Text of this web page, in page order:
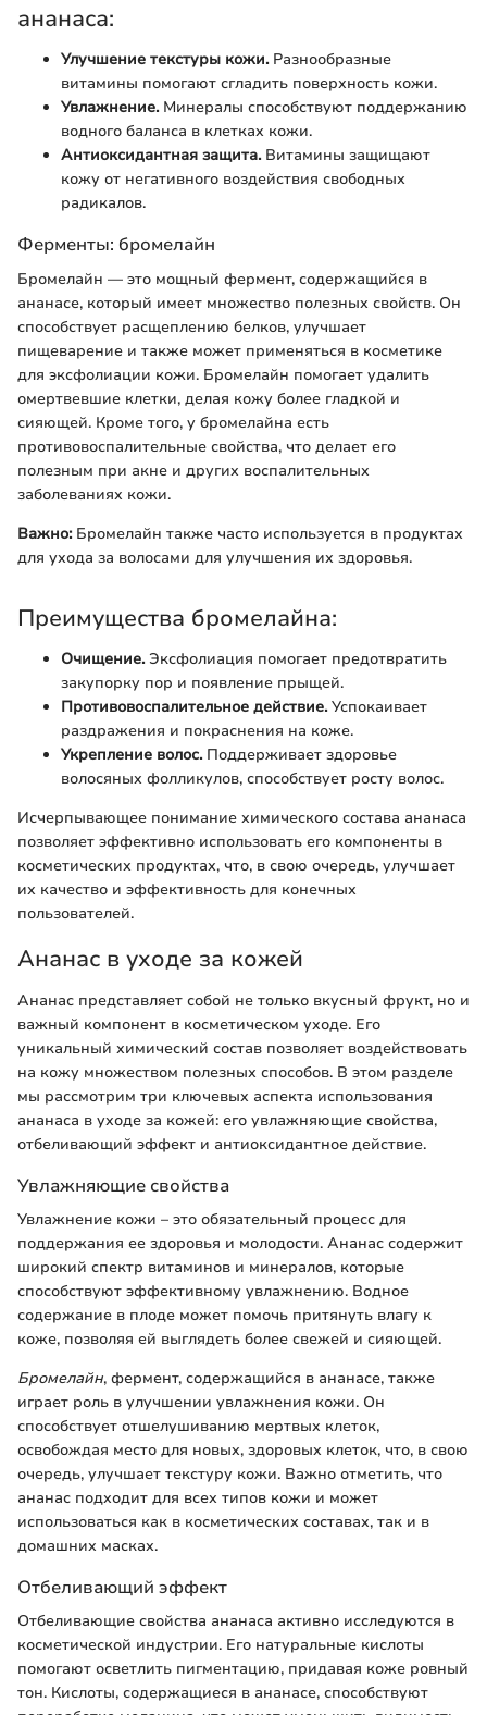
ананаса:
Улучшение текстуры кожи.Разнообразные
витамины помогают сгладить поверхность кожи.
Увлажнение.Минералы способствуют поддержанию
водного баланса в клетках кожи.
Антиоксидантная защита.Витамины защищают
кожу от негативного воздействия свободных
радикалов.
Ферменты: бромелайн
Бромелайн — это мощный фермент, содержащийся в
ананасе, который имеет множество полезных свойств. Он
способствует расщеплению белков, улучшает
пищеварение и также может применяться в косметике
для эксфолиации кожи. Бромелайн помогает удалить
омертвевшие клетки, делая кожу более гладкой и
сияющей. Кроме того, у бромелайна есть
противовоспалительные свойства, что делает его
полезным при акне и других воспалительных
заболеваниях кожи.
Важно:Бромелайн также часто используется в продуктах
для ухода за волосами для улучшения их здоровья.
Преимущества бромелайна:
Очищение.Эксфолиация помогает предотвратить
закупорку пор и появление прыщей.
Противовоспалительное действие.Успокаивает
раздражения и покраснения на коже.
Укрепление волос.Поддерживает здоровье
волосяных фолликулов, способствует росту волос.
Исчерпывающее понимание химического состава ананаса
позволяет эффективно использовать его компоненты в
косметических продуктах, что, в свою очередь, улучшает
их качество и эффективность для конечных
пользователей.
Ананас в уходе за кожей
Ананас представляет собой не только вкусный фрукт, но и
важный компонент в косметическом уходе. Его
уникальный химический состав позволяет воздействовать
на кожу множеством полезных способов. В этом разделе
мы рассмотрим три ключевых аспекта использования
ананаса в уходе за кожей: его увлажняющие свойства,
отбеливающий эффект и антиоксидантное действие.
Увлажняющие свойства
Увлажнение кожи – это обязательный процесс для
поддержания ее здоровья и молодости. Ананас содержит
широкий спектр витаминов и минералов, которые
способствуют эффективному увлажнению. Водное
содержание в плоде может помочь притянуть влагу к
коже, позволяя ей выглядеть более свежей и сияющей.
Бромелайн, фермент, содержащийся в ананасе, также
играет роль в улучшении увлажнения кожи. Он
способствует отшелушиванию мертвых клеток,
освобождая место для новых, здоровых клеток, что, в свою
очередь, улучшает текстуру кожи. Важно отметить, что
ананас подходит для всех типов кожи и может
использоваться как в косметических составах, так и в
домашних масках.
Отбеливающий эффект
Отбеливающие свойства ананаса активно исследуются в
косметической индустрии. Его натуральные кислоты
помогают осветлить пигментацию, придавая коже ровный
тон. Кислоты, содержащиеся в ананасе, способствуют